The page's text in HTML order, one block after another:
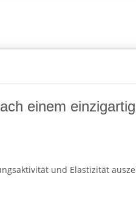
einem
und Elastizität